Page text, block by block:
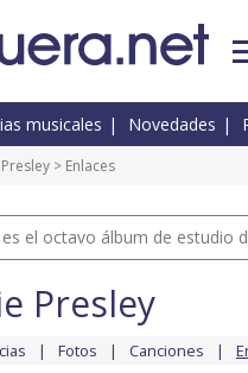
musicales Novedades
> Enlaces
el octavo álbum de estudio
Presley
Fotos Canciones